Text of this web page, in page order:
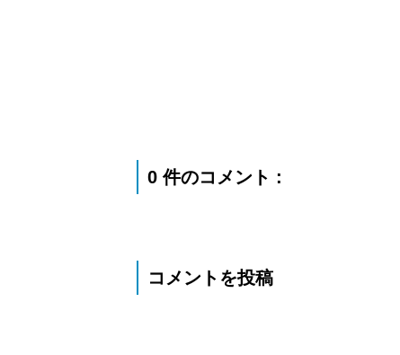
0 件のコメント :
コメントを投稿